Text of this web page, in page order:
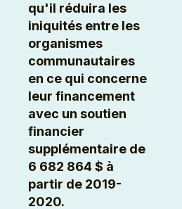
qu'il réduira les
iniquités entre les
organismes
communautaires
en ce qui concerne
leur financement
avec un soutien
financier
supplémentaire de
6 682 864 $ à
partir de 2019-
2020.